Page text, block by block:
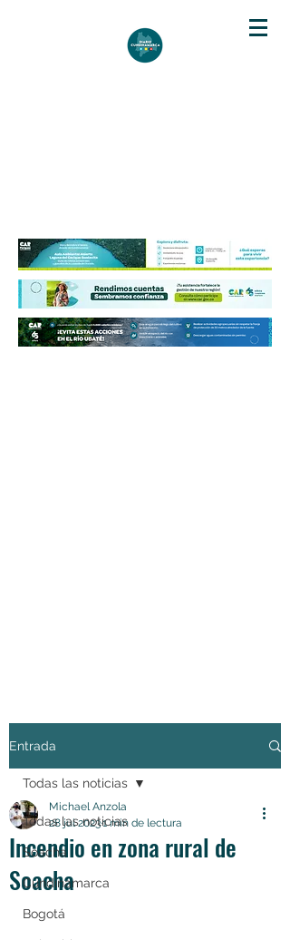
Entrada
Todas las noticias
Soacha
Cundinamarca
Bogotá
Todas las noticias
Incendio en zona rural de
Soacha
Michael Anzola
28 jul 20231 min de lectura